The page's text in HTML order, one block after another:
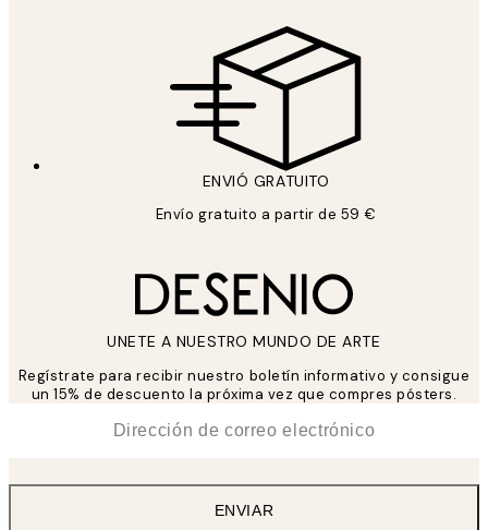
ENVIÓ GRATUITO
Envío gratuito a partir de 59 €
UNETE A NUESTRO MUNDO DE ARTE
Regístrate para recibir nuestro boletín informativo y consigue
un 15% de descuento la próxima vez que compres pósters.
ENVIAR